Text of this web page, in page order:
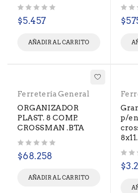
$5.457
AÑADIR AL CARRITO
$
Ferretería General
ORGANIZADOR
PLAST. 8 COMP.
CROSSMAN .BTA
$68.258
AÑADIR AL CARRITO
p/
$